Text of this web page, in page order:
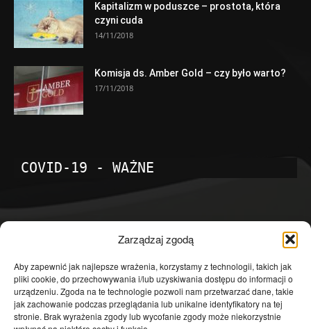
Zarządzaj zgodą
Aby zapewnić jak najlepsze wrażenia, korzystamy z technologii, takich jak
pliki cookie, do przechowywania i/lub uzyskiwania dostępu do informacji o
urządzeniu. Zgoda na te technologie pozwoli nam przetwarzać dane, takie
jak zachowanie podczas przeglądania lub unikalne identyfikatory na tej
stronie. Brak wyrażenia zgody lub wycofanie zgody może niekorzystnie
Kapitalizm w poduszce – prostota, która
czyni cuda
14/11/2018
Komisja ds. Amber Gold – czy było warto?
17/11/2018
COVID-19 - WAŻNE
Temat dnia
4601
Publicystyka
4363
Polityka
3639